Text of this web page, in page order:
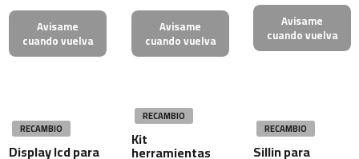
a
i
n
Avisame
cuando vuelva
Avisame
cuando vuelva
Avisame
cuando vuelva
RECAMBIO
Display lcd para
RECAMBIO
Kit
herramientas
RECAMBIO
Sillin para